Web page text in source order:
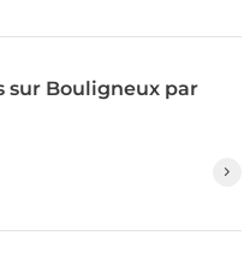
sur Bouligneux par